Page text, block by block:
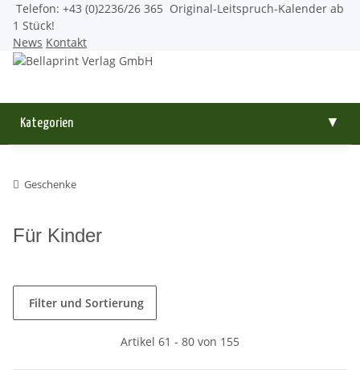
Telefon: +43 (0)2236/26 365 Original-Leitspruch-Kalender ab
1 Stück!
News Kontakt
Kategorien ▼
Geschenke
Für Kinder
Filter und Sortierung
Artikel 61 - 80 von 155